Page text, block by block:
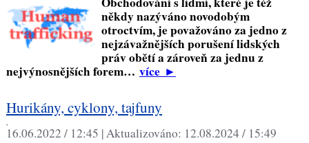
někdy nazýváno novodobým
otroctvím, je považováno za jedno z
nejzávažnějších porušení lidských
práv obětí a zároveň za jednu z
nejvýnosnějších forem… více►
Hurikány, cyklony, tajfuny
,
16.06.2022 / 12:45 |Aktualizováno: 12.08.2024 / 15:49